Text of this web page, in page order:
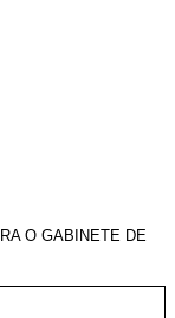
O GABINETE DE